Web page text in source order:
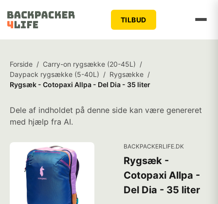
TILBUD
Forside / Carry-on rygsække (20-45L) /
Daypack rygsække (5-40L) / Rygsække /
Rygsæk - Cotopaxi Allpa - Del Dia - 35 liter
Dele af indholdet på denne side kan være genereret
med hjælp fra AI.
BACKPACKERLIFE.DK
Rygsæk -
Cotopaxi Allpa -
Del Dia - 35 liter